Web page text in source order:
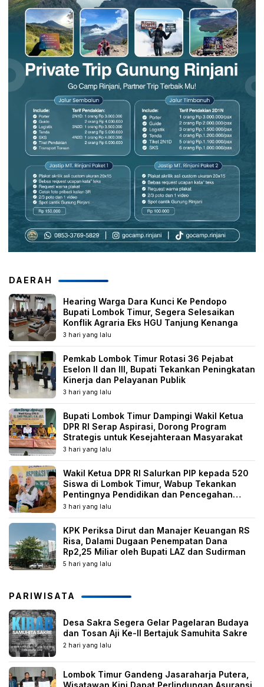
DAERAH
Hearing Warga Dara Kunci Ke Pendopo
Bupati Lombok Timur, Segera Selesaikan
Konflik Agraria Eks HGU Tanjung Kenanga
3 hari yang lalu
Pemkab Lombok Timur Rotasi 36 Pejabat
Eselon II dan III, Bupati Tekankan Peningkatan
Kinerja dan Pelayanan Publik
3 hari yang lalu
Bupati Lombok Timur Dampingi Wakil Ketua
DPR RI Serap Aspirasi, Dorong Program
Strategis untuk Kesejahteraan Masyarakat
3 hari yang lalu
Wakil Ketua DPR RI Salurkan PIP kepada 520
Siswa di Lombok Timur, Wabup Tekankan
Pentingnya Pendidikan dan Pencegahan
Perkawinan Anak
3 hari yang lalu
KPK Periksa Dirut dan Manajer Keuangan RS
Risa, Dalami Dugaan Penempatan Dana
Rp2,25 Miliar oleh Bupati LAZ dan Sudirman
5 hari yang lalu
PARIWISATA
Desa Sakra Segera Gelar Pagelaran Budaya
dan Tosan Aji Ke-II Bertajuk Samuhita Sakre
2 hari yang lalu
Lombok Timur Gandeng Jasaraharja Putera,
Wisatawan Kini Dapat Perlindungan Asuransi